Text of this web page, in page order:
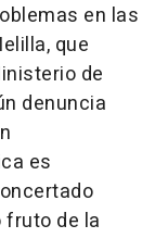
en las
que
de
denuncia
es
de la